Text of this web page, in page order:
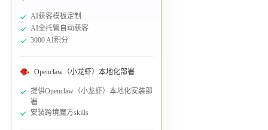
AI获客模板定制
AI全托管自动获客
3000 AI积分
Openclaw（小龙虾）本地化部署
提供Openclaw（小龙虾）本地化安装部
署
安装跨境魔方skills